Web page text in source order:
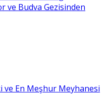
ve Budva Gezisinden
ve En Meşhur Meyhanesi